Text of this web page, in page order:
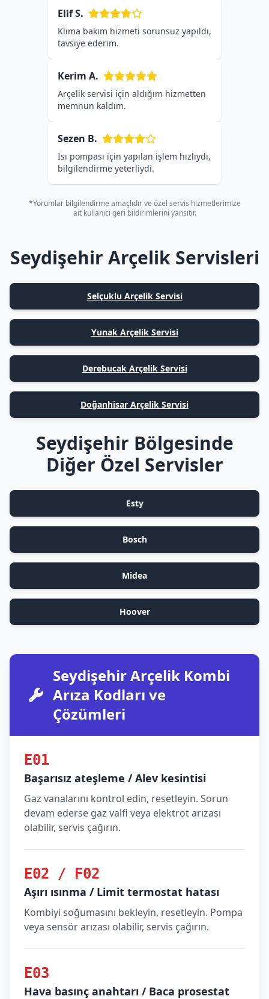
Elif S.
Klima bakım hizmeti sorunsuz yapıldı,
tavsiye ederim.
Kerim A.
Arçelik servisi için aldığım hizmetten
memnun kaldım.
Sezen B.
Isı pompası için yapılan işlem hızlıydı,
bilgilendirme yeterliydi.
*Yorumlar bilgilendirme amaçlıdır ve özel servis hizmetlerimize
ait kullanıcı geri bildirimlerini yansıtır.
Seydişehir Arçelik Servisleri
Selçuklu Arçelik Servisi
Yunak Arçelik Servisi
Derebucak Arçelik Servisi
Doğanhisar Arçelik Servisi
Seydişehir Bölgesinde
Diğer Özel Servisler
Esty
Bosch
Midea
Hoover
Seydişehir Arçelik Kombi
Arıza Kodları ve
Çözümleri
E01
Başarısız ateşleme / Alev kesintisi
Gaz vanalarını kontrol edin, resetleyin. Sorun
devam ederse gaz valfi veya elektrot arızası
olabilir, servis çağırın.
E02 / F02
Aşırı ısınma / Limit termostat hatası
Kombiyi soğumasını bekleyin, resetleyin. Pompa
veya sensör arızası olabilir, servis çağırın.
E03
Hava basınç anahtarı / Baca prosestat